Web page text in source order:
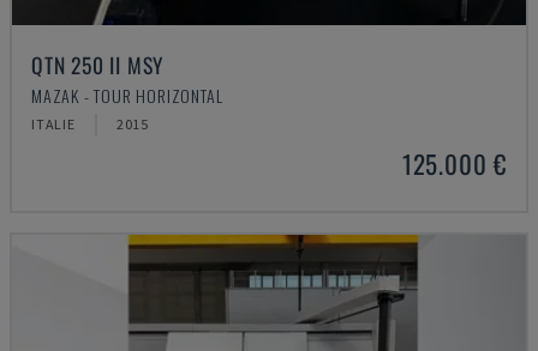
QTN 250 II MSY
MAZAK - TOUR HORIZONTAL
ITALIE 2015
125.000 €